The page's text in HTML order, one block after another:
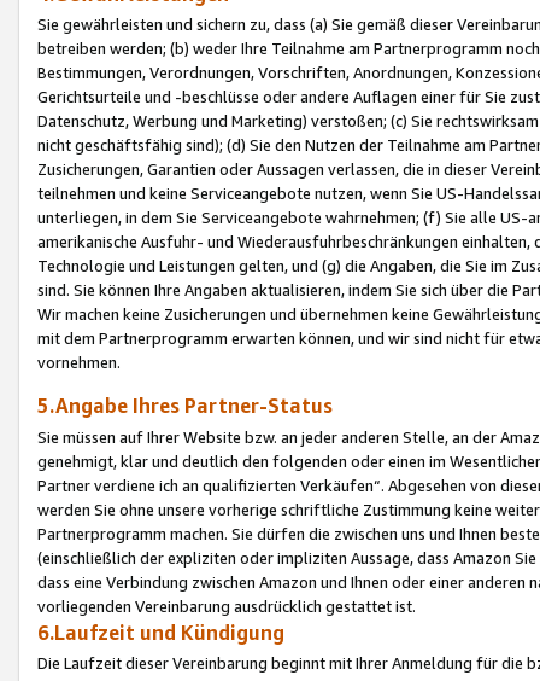
Sie gewährleisten und sichern zu, dass (a) Sie gemäß dieser
betreiben werden; (b) weder Ihre Teilnahme am Partnerprogramm
Bestimmungen, Verordnungen, Vorschriften, Anordnungen,
Gerichtsurteile und -beschlüsse oder andere Auflagen einer für Sie
Datenschutz, Werbung und Marketing) verstoßen; (c) Sie
nicht geschäftsfähig sind); (d) Sie den Nutzen der Teilnahme am
Zusicherungen, Garantien oder Aussagen verlassen, die in dieser
teilnehmen und keine Serviceangebote nutzen, wenn Sie US-
unterliegen, in dem Sie Serviceangebote wahrnehmen; (f) Sie alle
amerikanische Ausfuhr- und Wiederausfuhrbeschränkungen
Technologie und Leistungen gelten, und (g) die Angaben, die Sie im
sind. Sie können Ihre Angaben aktualisieren, indem Sie sich über die
Wir machen keine Zusicherungen und übernehmen keine
mit dem Partnerprogramm erwarten können, und wir sind nicht für
vornehmen.
5.Angabe Ihres Partner-Status
Sie müssen auf Ihrer Website bzw. an jeder anderen Stelle, an der
genehmigt, klar und deutlich den folgenden oder einen im
Partner verdiene ich an qualifizierten Verkäufen“. Abgesehen von
werden Sie ohne unsere vorherige schriftliche Zustimmung keine
Partnerprogramm machen. Sie dürfen die zwischen uns und Ihnen
(einschließlich der expliziten oder impliziten Aussage, dass Amazon
dass eine Verbindung zwischen Amazon und Ihnen oder einer
vorliegenden Vereinbarung ausdrücklich gestattet ist.
6.Laufzeit und Kündigung
Die Laufzeit dieser Vereinbarung beginnt mit Ihrer Anmeldung für die